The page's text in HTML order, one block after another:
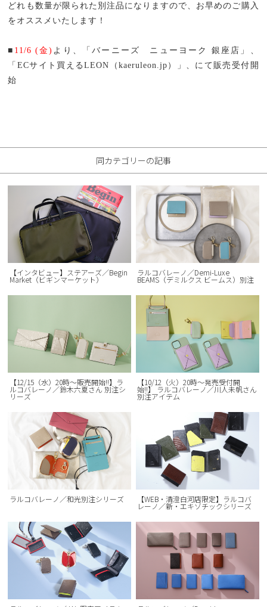
どれも数量が限られた別注品になりますので、お早めのご購入
をオススメいたします！
■ 11/6 (金) より、「バーニーズ ニューヨーク 銀座店」、
「ECサイト買えるLEON（kaeruleon.jp）」、にて販売受付開
始
同カテゴリーの記事
【インタビュー】ステアーズ／Begin
Market（ビギンマーケット）
ラルコバレーノ／Demi-Luxe
BEAMS（デミルクス ビームス）別注
【12/15（水）20時～販売開始!!】ラ
ルコバレーノ／鈴木六夏さん 別注シ
リーズ
【10/12（火）20時〜発売受付開
始!!】 ラルコバレーノ／川人未帆さん
別注アイテム
ラルコバレーノ／和光別注シリーズ 【WEB・清澄白河店限定】ラルコバ
レーノ／新・エキゾチックシリーズ